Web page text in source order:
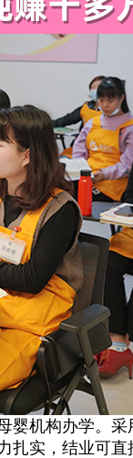
机构办学。采
实，结业可直